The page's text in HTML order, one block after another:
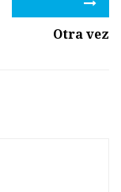
Otra vez